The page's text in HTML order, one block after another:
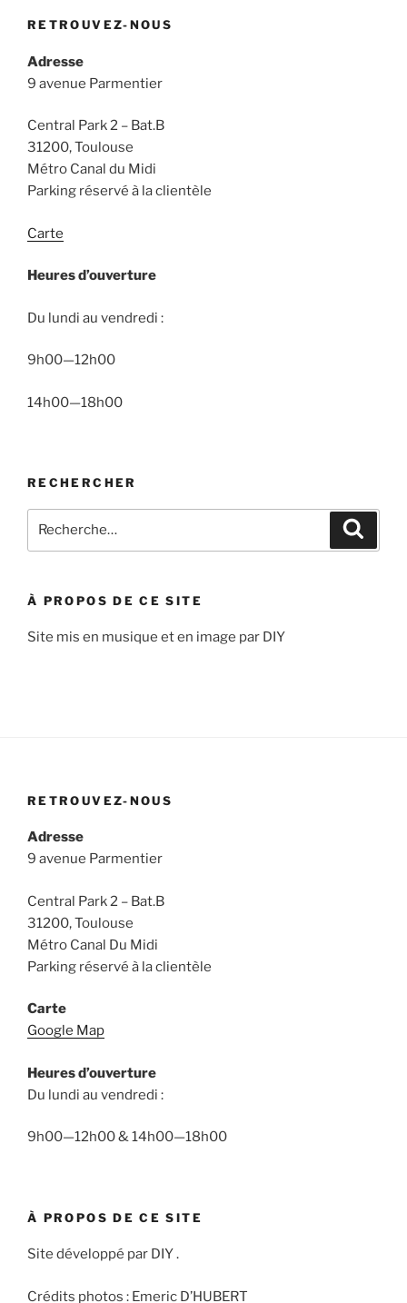
RETROUVEZ-NOUS
Adresse
9 avenue Parmentier
Central Park 2 – Bat.B
31200, Toulouse
Métro Canal du Midi
Parking réservé à la clientèle
Carte
Heures d’ouverture
Du lundi au vendredi :
9h00—12h00
14h00—18h00
RECHERCHER
pour
À PROPOS DE CE SITE
Site mis en musique et en image par DIY
RETROUVEZ-NOUS
Adresse
9 avenue Parmentier
Central Park 2 – Bat.B
31200, Toulouse
Métro Canal Du Midi
Parking réservé à la clientèle
Carte
Google Map
Heures d’ouverture
Du lundi au vendredi :
9h00—12h00 & 14h00—18h00
À PROPOS DE CE SITE
Site développé par DIY .
Crédits photos : Emeric D’HUBERT